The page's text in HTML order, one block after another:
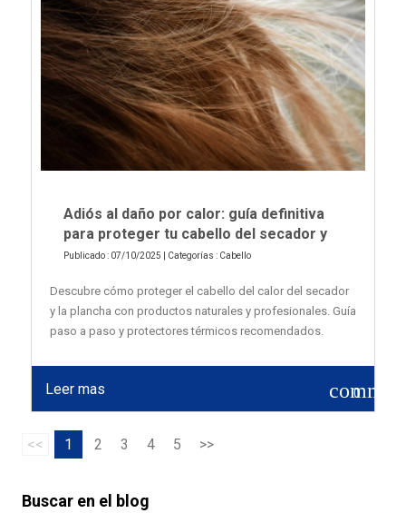
Adiós al daño por calor: guía definitiva
para proteger tu cabello del secador y
Publicado : 07/10/2025 | Categorías : Cabello
Descubre cómo proteger el cabello del calor del secador
y la plancha con productos naturales y profesionales. Guía
paso a paso y protectores térmicos recomendados.
Leer mas 0
<< 1 2 3 4 5 >>
Buscar en el blog